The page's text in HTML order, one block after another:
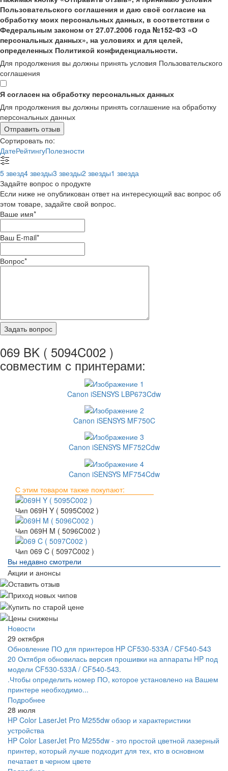
Пользовательского соглашения и даю своё согласие на
обработку моих персональных данных, в соответствии с
Федеральным законом от 27.07.2006 года №152-ФЗ «О
персональных данных», на условиях и для целей,
определенных Политикой конфиденциальности.
Для продолжения вы должны принять условия Пользовательского
соглашения
Я согласен на обработку персональных данных
Для продолжения вы должны принять соглашение на обработку
персональных данных
Отправить отзыв
Сортировать по:
ДатеРейтингуПолезности
5 звезд4 звезды3 звезды2 звезды1 звезда
Задайте вопрос о продукте
Если ниже не опубликован ответ на интересующий вас вопрос об
этом товаре, задайте свой вопрос.
Ваше имя*
Ваш E-mail*
Вопрос*
069 BK ( 5094C002 )
совместим с принтерами:
Canon iSENSYS LBP673Cdw
Canon iSENSYS MF750C
Canon iSENSYS MF752Cdw
Canon iSENSYS MF754Cdw
С этим товаром также покупают:
Чип 069H Y ( 5095C002 )
Чип 069H M ( 5096C002 )
Чип 069 C ( 5097C002 )
Вы недавно смотрели
Акции и анонсы
Новости
29 октября
Обновление ПО для принтеров HP CF530-533A / CF540-543
20 Октября обновилась версия прошивки на аппараты HP под
модели CF530-533A / CF540-543.
.Чтобы определить номер ПО, которое установлено на Вашем
принтере необходимо...
Подробнее
28 июля
HP Color LaserJet Pro M255dw обзор и характеристики
устройства
HP Color LaserJet Pro M255dw - это простой цветной лазерный
принтер, который лучше подходит для тех, кто в основном
печатает в черном цвете